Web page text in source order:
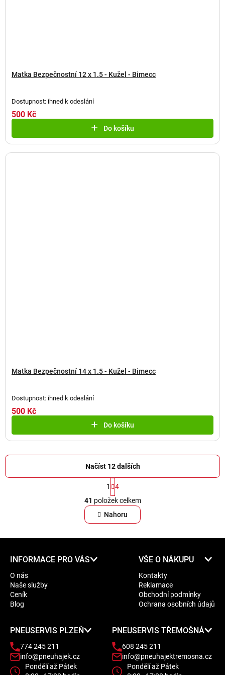
Matka Bezpečnostní 12 x 1.5 - Kužel - Bimecc
Dostupnost: ihned k odeslání
500 Kč
Do košíku
Matka Bezpečnostní 14 x 1.5 - Kužel - Bimecc
Dostupnost: ihned k odeslání
500 Kč
Do košíku
O
v
l
á
d
y
ý
p
i
Načíst 12 dalších
S
t
r
á
n
o
1
4
41 položek celkem
Nahoru
INFORMACE PRO VÁS
O nás
Naše služby
Ceník
Blog
VŠE O NÁKUPU
Kontakty
Reklamace
Obchodní podmínky
Ochrana osobních údajů
PNEUSERVIS PLZEŇ
774 245 211
info@pneuhajek.cz
Pondělí až Pátek
PNEUSERVIS TŘEMOŠNÁ
608 245 211
info@pneuhajektremosna.cz
Pondělí až Pátek